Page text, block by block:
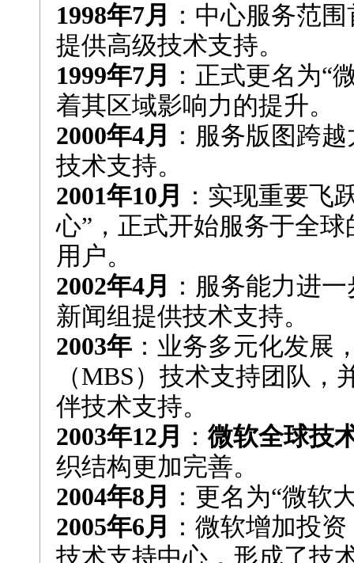
1998年7月
：中心服务范
提供高级技术支持。
1999年7月
：正式更名为“
着其区域影响力的提升。
2000年4月
：服务版图跨
技术支持。
2001年10月
：实现重要飞
心”，正式开始服务于全
用户。
2002年4月
：服务能力进
新闻组提供技术支持。
2003年 ：业务多元化发展
（MBS）技术支持团队
伴技术支持。
2003年12月
： 微软全球技
织结构更加完善。
2004年8月
：更名为“微软
2005年6月
：微软增加投
技术支持中心，形成了技